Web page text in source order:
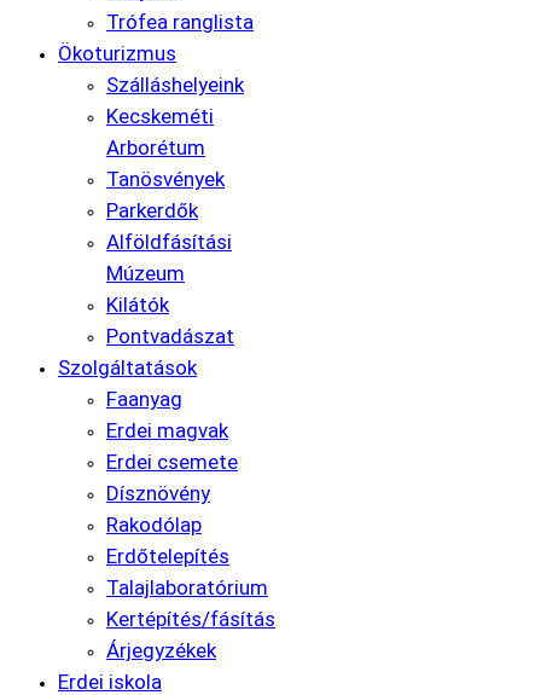
Trófea ranglista
Ökoturizmus
Szálláshelyeink
Kecskeméti
Arborétum
Tanösvények
Parkerdők
Alföldfásítási
Múzeum
Kilátók
Pontvadászat
Szolgáltatások
Faanyag
Erdei magvak
Erdei csemete
Dísznövény
Rakodólap
Erdőtelepítés
Talajlaboratórium
Kertépítés/fásítás
Árjegyzékek
Erdei iskola